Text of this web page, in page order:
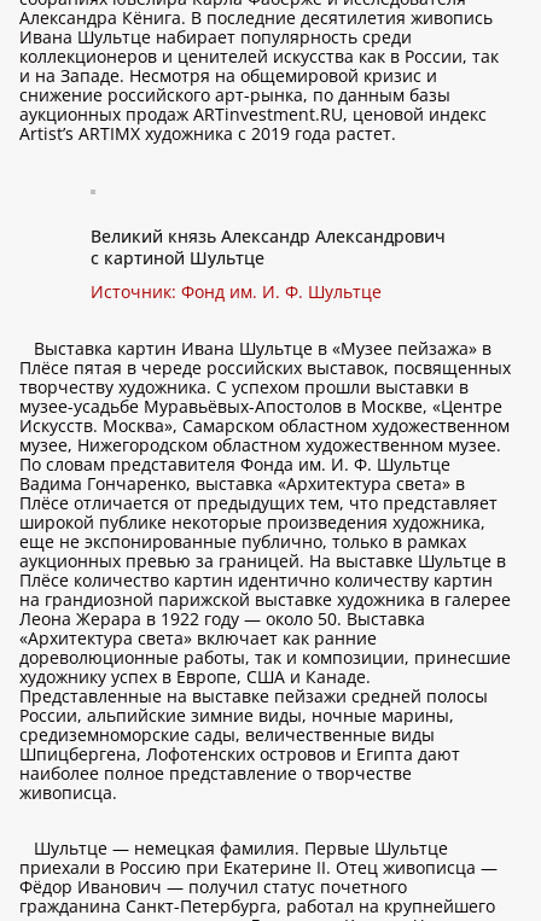
Александра Кёнига. В последние десятилетия живопись
Ивана Шультце набирает популярность среди
коллекционеров и ценителей искусства как в России, так
и на Западе. Несмотря на общемировой кризис и
снижение российского арт-рынка, по данным базы
аукционных продаж ARTinvestment.RU, ценовой индекс
Artist’s ARTIMХ художника с 2019 года растет.
Великий князь Александр Александрович
с картиной Шультце
Источник: Фонд им. И. Ф. Шультце
Выставка картин Ивана Шультце в «Музее пейзажа» в
Плёсе пятая в череде российских выставок, посвященных
творчеству художника. С успехом прошли выставки в
музее-усадьбе Муравьёвых-Апостолов в Москве, «Центре
Искусств. Москва», Самарском областном художественном
музее, Нижегородском областном художественном музее.
По словам представителя Фонда им. И. Ф. Шультце
Вадима Гончаренко, выставка «Архитектура света» в
Плёсе отличается от предыдущих тем, что представляет
широкой публике некоторые произведения художника,
еще не экспонированные публично, только в рамках
аукционных превью за границей. На выставке Шультце в
Плёсе количество картин идентично количеству картин
на грандиозной парижской выставке художника в галерее
Леона Жерара в 1922 году — около 50. Выставка
«Архитектура света» включает как ранние
дореволюционные работы, так и композиции, принесшие
художнику успех в Европе, США и Канаде.
Представленные на выставке пейзажи средней полосы
России, альпийские зимние виды, ночные марины,
средиземноморские сады, величественные виды
Шпицбергена, Лофотенских островов и Египта дают
наиболее полное представление о творчестве
живописца.
Шультце — немецкая фамилия. Первые Шультце
приехали в Россию при Екатерине II. Отец живописца —
Фёдор Иванович — получил статус почетного
гражданина Санкт-Петербурга, работал на крупнейшего